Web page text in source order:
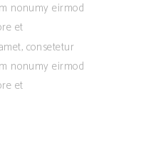
nonumy eirmod
et
consetetur
nonumy eirmod
et